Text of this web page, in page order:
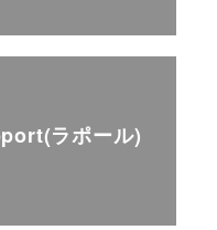
ラポール)